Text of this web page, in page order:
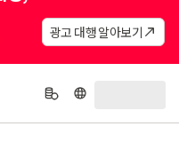
광고 대행 알아보기